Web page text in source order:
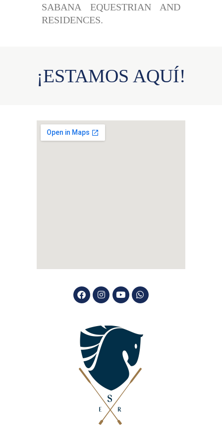
SABANA EQUESTRIAN AND
RESIDENCES.
¡ESTAMOS AQUÍ!